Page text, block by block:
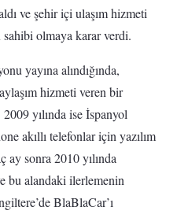
ve şehir içi ulaşım hizmeti
olmaya karar verdi.
yayına alındığında,
hizmeti veren bir
yılında ise İspanyol
akıllı telefonlar için yazılım
ay sonra 2010 yılında
bu alandaki ilerlemenin
BlaBlaCar’ı